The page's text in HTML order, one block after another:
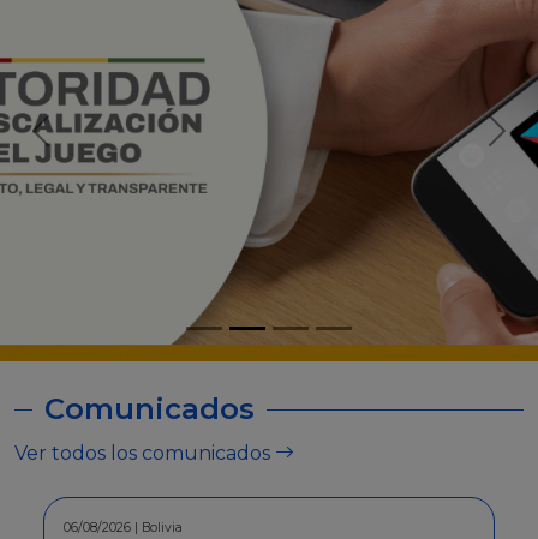
Comunicados
Ver todos los comunicados
30/07/2026 | Bolivia